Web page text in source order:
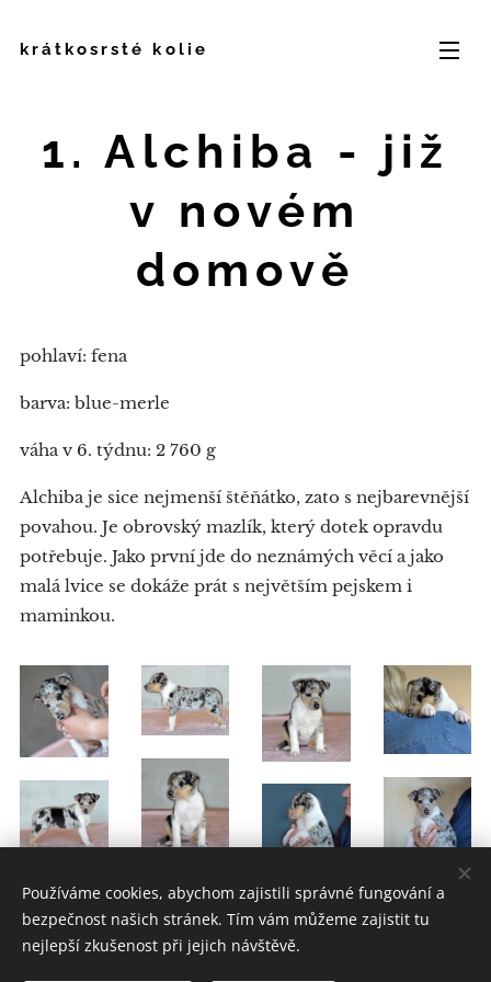
krátkosrsté kolie
1. Alchiba - již
v novém
domově
pohlaví: fena
barva: blue-merle
váha v 6. týdnu: 2 760 g
Alchiba je sice nejmenší štěňátko, zato s nejbarevnější
povahou. Je obrovský mazlík, který dotek opravdu
potřebuje. Jako první jde do neznámých věcí a jako
malá lvice se dokáže prát s největším pejskem i
maminkou.
Používáme cookies, abychom zajistili správné fungování a
bezpečnost našich stránek. Tím vám můžeme zajistit tu
nejlepší zkušenost při jejich návštěvě.